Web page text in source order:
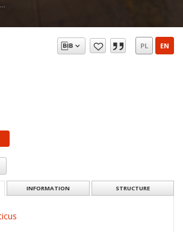
PL EN
INFORMATION STRUCTURE